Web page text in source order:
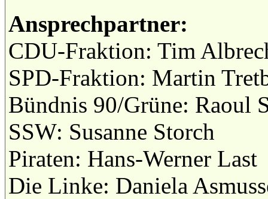
Ansprechpartner:
CDU-Fraktion: Tim
SPD-Fraktion: Martin
Bündnis 90/Grüne: Raoul
SSW: Susanne Storch
Piraten: Hans-Werner Last
Die Linke: Daniela